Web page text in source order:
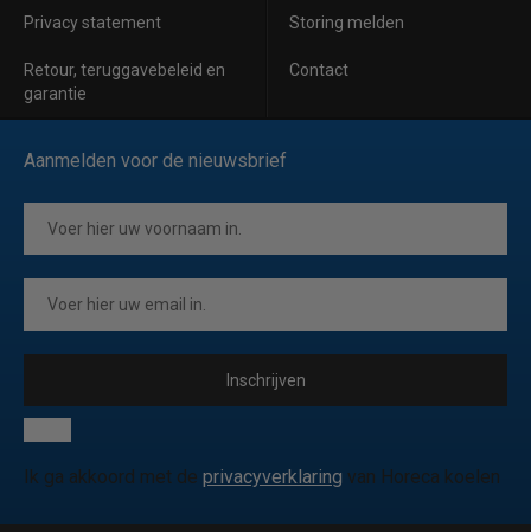
Privacy statement Storing melden
Retour, teruggavebeleid en
garantie
Contact
Aanmelden voor de nieuwsbrief
Inschrijven
Ik ga akkoord met de privacyverklaring van Horeca koelen